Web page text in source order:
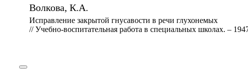
Волкова, К.А.
Исправление закрытой гнусавости в речи глухонемых
// Учебно-воспитательная работа в специальных школах. –